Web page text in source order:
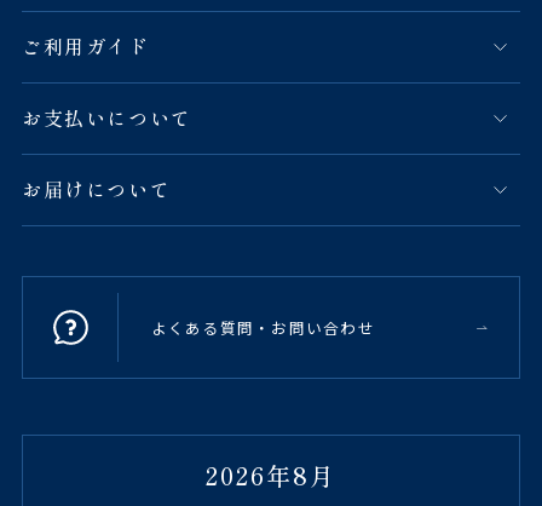
ご利用ガイド
お支払いについて
お届けについて
よくある質問・お問い合わせ
2026年8月